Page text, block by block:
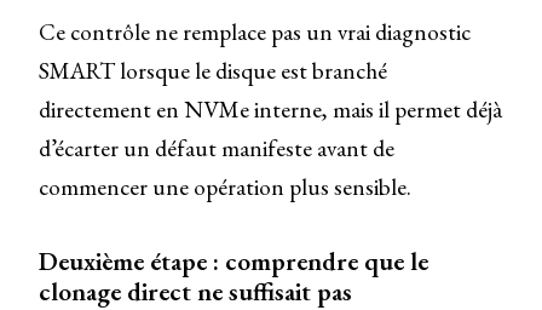
Ce contrôle ne remplace pas un vrai diagnostic
SMART lorsque le disque est branché
directement en NVMe interne, mais il permet déjà
d’écarter un défaut manifeste avant de
commencer une opération plus sensible.
Deuxième étape : comprendre que le
clonage direct ne suffisait pas